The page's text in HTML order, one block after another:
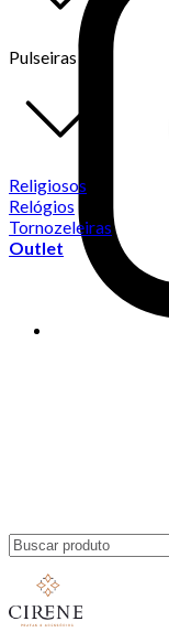
Pulseiras
Religiosos
Relógios
Tornozeleiras
Outlet